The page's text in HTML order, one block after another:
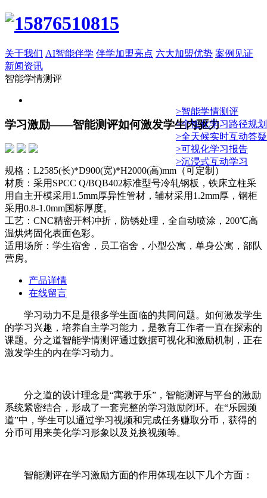
关于我们 AI智能伴学 伴学加盟亮点 六大加盟优势 案例见证
新闻资讯
智能学情测评
>智能学情测评
>个性化学习路径规划
>全天候实时互动答疑
>可视化学习报告
>沉浸式互动学习
学习激励——智能测评如何激发学生内驱力
规格：L2585(长)*D900(宽)*H2000(高)mm（可定制）
材质：采用SPCC Q/BQB402标准型号冷轧钢板，铁床立柱采
用自主开模采用1.5mm厚异性管材，辅材采用1.2mm厚，钢柜
采用0.8-1.0mm国标厚度。
工艺：CNC精密开料冲折，防锈处理，全自动喷涂，200℃高
温烘烤固化表面色彩。
适用场所：学生宿舍，员工宿舍，小型公寓，单身公寓，部队
营房。
产品详情
在线留言
学习动力不足是很多学生面临的共同问题。如何激发学生
的学习兴趣，培养自主学习能力，是教育工作者一直在探索的
课题。分之道智能学情测评通过数据可视化和激励机制，正在
激发学生的内在学习动力。
分之道的设计理念是“寓教于乐”，智能测评与平台的激励
系统紧密结合，形成了一套完整的学习激励闭环。在“乐园频
道”中，学生可以通过学习视频和完成任务赚取分币，获得的
分币可用来美化学习形象以及兑换视频等。
智能测评在学习激励方面的作用体现在以下几个方面：